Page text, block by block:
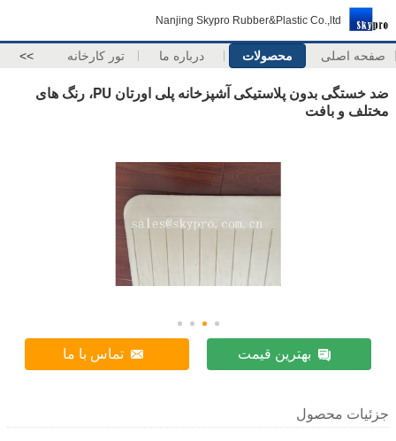
Nanjing Skypro Rubber&Plastic Co.,ltd
صفحه اصلی محصولات درباره ما تور کارخانه >>
ضد خستگی بدون پلاستیکی آشپزخانه پلی اورتان PU، رنگ های
مختلف و بافت
بهترین قیمت تماس با ما
جزئیات محصول